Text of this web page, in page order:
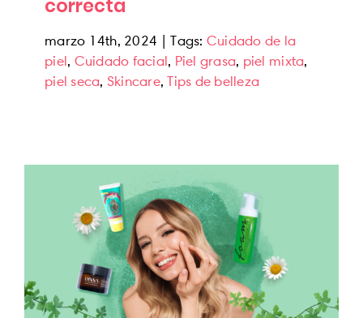
correcta
marzo 14th, 2024 | Tags: Cuidado de la
piel, Cuidado facial, Piel grasa, piel mixta,
piel seca, Skincare,Tips de belleza
Tu rutina de skincare en 3 sencillos pasos
News